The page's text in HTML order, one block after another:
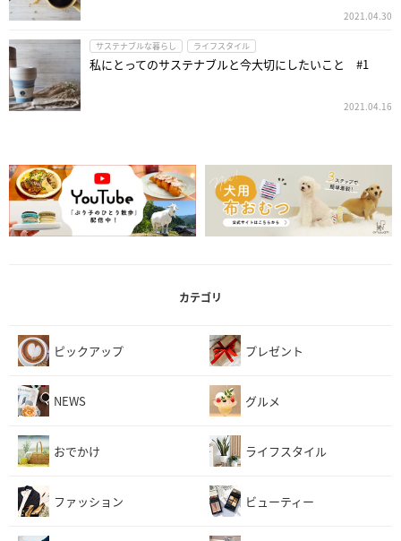
2021.04.30
サステナブルな暮らし ライフスタイル
私にとってのサステナブルと今大切にしたいこと #1
2021.04.16
カテゴリ
ピックアップ プレゼント
NEWS グルメ
おでかけ ライフスタイル
ファッション ビューティー